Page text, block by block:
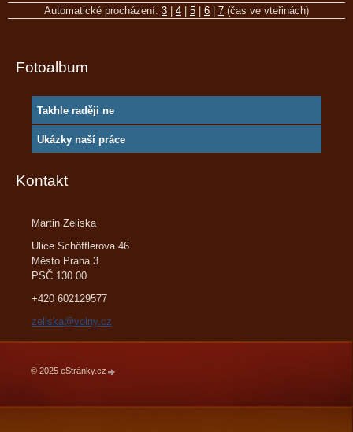
Automatické procházení: 3 4 5 6 7 (čas ve vteřinách)
Fotoalbum
Takhle raději ne
Ukázky naší práce
Kontakt
Martin Zeliska
Ulice Schöfflerova 46
Město Praha 3
PSČ 130 00
+420 602129577
zeliska@volny.cz
© 2025 eStránky.cz